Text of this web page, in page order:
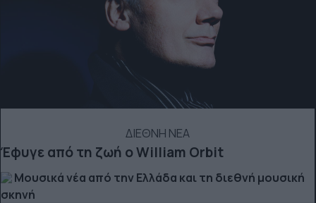
ΔΙΕΘΝΗ ΝΕΑ
Έφυγε από τη ζωή ο William Orbit
Μουσικά νέα από την Ελλάδα και τη διεθνή μουσική
σκηνή